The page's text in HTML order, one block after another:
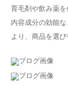
育毛剤や飲み薬を
内容成分の効能
より、商品を選